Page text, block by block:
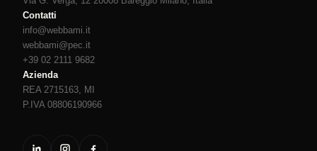
Contatti
info@webbami.it
webbami@pec.it
+39 02 2111 9682
Azienda
REA 2715163, MI
P.IVA 08806190966